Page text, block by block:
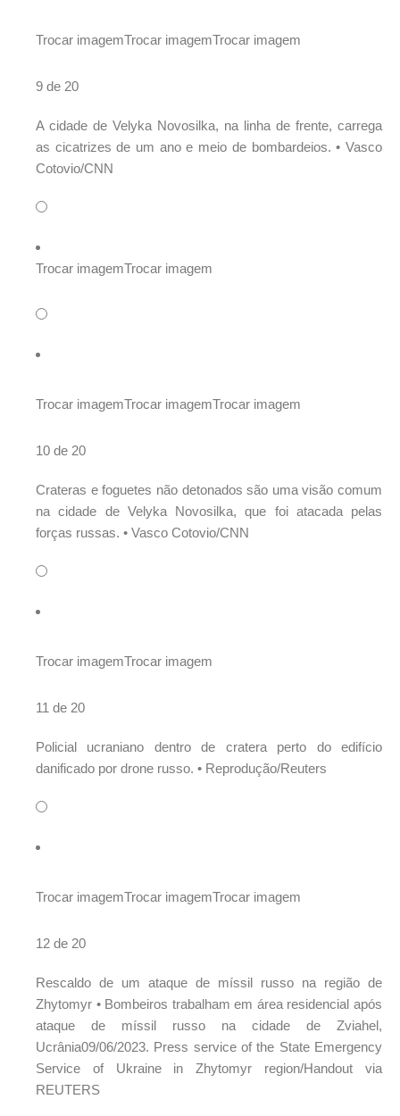
Trocar imagemTrocar imagemTrocar imagem
9 de 20
A cidade de Velyka Novosilka, na linha de frente, carrega
as cicatrizes de um ano e meio de bombardeios. • Vasco
Cotovio/CNN
Trocar imagemTrocar imagem
Trocar imagemTrocar imagemTrocar imagem
10 de 20
Crateras e foguetes não detonados são uma visão comum
na cidade de Velyka Novosilka, que foi atacada pelas
forças russas. • Vasco Cotovio/CNN
Trocar imagemTrocar imagem
11 de 20
Policial ucraniano dentro de cratera perto do edifício
danificado por drone russo. • Reprodução/Reuters
Trocar imagemTrocar imagemTrocar imagem
12 de 20
Rescaldo de um ataque de míssil russo na região de
Zhytomyr • Bombeiros trabalham em área residencial após
ataque de míssil russo na cidade de Zviahel,
Ucrânia09/06/2023. Press service of the State Emergency
Service of Ukraine in Zhytomyr region/Handout via
REUTERS